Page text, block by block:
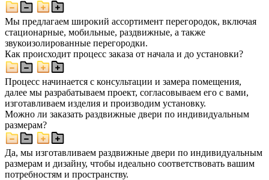
Мы предлагаем широкий ассортимент перегородок, включая
стационарные, мобильные, раздвижные, а также
звукоизолированные перегородки.
Как происходит процесс заказа от начала и до установки?
Процесс начинается с консультации и замера помещения,
далее мы разрабатываем проект, согласовываем его с вами,
изготавливаем изделия и производим установку.
Можно ли заказать раздвижные двери по индивидуальным
размерам?
Да, мы изготавливаем раздвижные двери по индивидуальным
размерам и дизайну, чтобы идеально соответствовать вашим
потребностям и пространству.